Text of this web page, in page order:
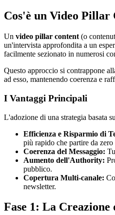
Cos'è un Video Pillar
Un video pillar content (o
un'intervista approfondita a un
facilmente sezionato in numerosi
Questo approccio si contrappone
ad esso, mantenendo coerenza e
I Vantaggi Principali
L'adozione di una strategia basata
Efficienza e Risparmio di
più rapido che partire da
Coerenza del Messaggio:
Aumento dell'Authority:
pubblico.
Copertura Multi-canale:
newsletter.
Fase 1: La